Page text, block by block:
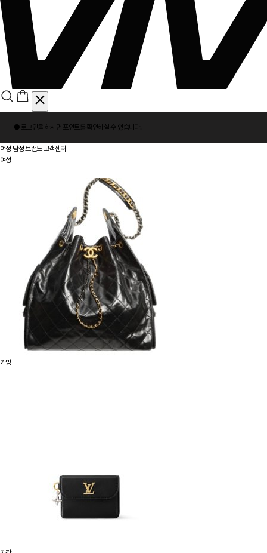
그
인
● 로그인을 하시면 포인트 를 확인하실 수 있습니다.
여성 남성 브랜드 고객센터
여성
가방